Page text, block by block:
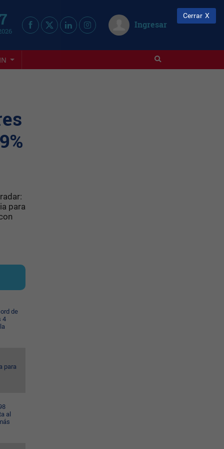
Ingresar
para
de
4
para
al
Cerrar